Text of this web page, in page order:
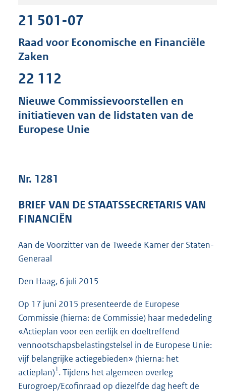
s
t
t
21 501-07
Raad voor Economische en Financiële
Zaken
22 112
Nieuwe Commissievoorstellen en
initiatieven van de lidstaten van de
Europese Unie
Nr. 1281
BRIEF VAN DE STAATSSECRETARIS VAN
FINANCIËN
Aan de Voorzitter van de Tweede Kamer der Staten-
Generaal
Den Haag, 6 juli 2015
Op 17 juni 2015 presenteerde de Europese
Commissie (hierna: de Commissie) haar mededeling
«Actieplan voor een eerlijk en doeltreffend
vennootschapsbelastingstelsel in de Europese Unie:
vijf belangrijke actiegebieden» (hierna: het
actieplan)1. Tijdens het algemeen overleg
Eurogroep/Ecofinraad op diezelfde dag heeft de